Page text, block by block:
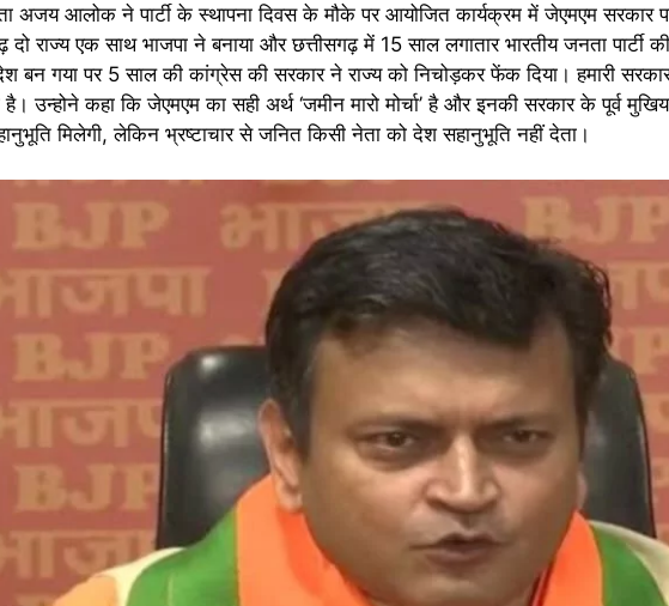
अजय आलोक ने पार्टी के स्थापना दिवस के मौके पर आयोजित कार्यक्रम में जेएमएम सरकार
दो राज्य एक साथ भाजपा ने बनाया और छत्तीसगढ़ में 15 साल लगातार भारतीय जनता पार्टी
बन गया पर 5 साल की कांग्रेस की सरकार ने राज्य को निचोड़कर फेंक दिया। हमारी
उन्होने कहा कि जेएमएम का सही अर्थ ‘जमीन मारो मोर्चा’ है और इनकी सरकार के पूर्व
मिलेगी, लेकिन भ्रष्टाचार से जनित किसी नेता को देश सहानुभूति नहीं देता।